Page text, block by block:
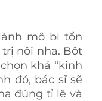
mô bị tổn
nội nha. Bột
khá “kinh
đó, bác sĩ sẽ
đúng tỉ lệ và